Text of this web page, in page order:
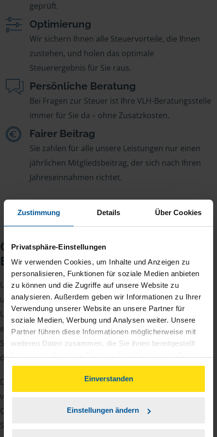
Zustimmung Details Über Cookies
Privatsphäre-Einstellungen
Wir verwenden Cookies, um Inhalte und Anzeigen zu
personalisieren, Funktionen für soziale Medien anbieten
zu können und die Zugriffe auf unsere Website zu
analysieren. Außerdem geben wir Informationen zu Ihrer
Verwendung unserer Website an unsere Partner für
soziale Medien, Werbung und Analysen weiter. Unsere
Partner führen diese Informationen möglicherweise mit
weiteren Daten zusammen, die Sie ihnen bereitgestellt
gesammelt haben. Indem Sie auf Einverstanden klicken,
können Sie der Verwendung von Cookies, gemäß
unserer
Einverstanden
Einstellungen ändern
geprüft.
Optimierung
Wir sichern Ihnen alle Steuervorteile, die Ihnen
zustehen, und holen das optimale
Steuerergebnis für Sie raus.
Persönliche Beratung
Bei Fragen zur Steuer ist Ihre VLH-Beratungsstelle
immer für Sie da – ohne Zusatzkosten.
Fairer Beitrag
Sie zahlen für alle unsere Leistungen nur einen
jährlichen Mitgliedsbeitrag, der sich nach Ihren
Jahreseinnahmen richtet.
Checkliste für Ihr
Beratungsgespräch
Um Ihre Steuererklärung erstellen zu können, benötigen
unsere Beraterinnen und Berater eine Reihe von
Unterlagen von Ihnen. Dazu gehört beispielsweise die
elektronische Lohnsteuerbescheinigung, Ihre
Steueridentifikationsnummer, der Rentenbescheid oder
die Bescheinigung über das Kindergeld.
Damit Sie sich gut vorbereiten können und keinen der
vielen Nachweise vergessen, stellen wir Ihnen hier eine
Checkliste für Arbeitnehmer, Beamte, Auszubildende und
Studenten sowie Rentner zur Verfügung.